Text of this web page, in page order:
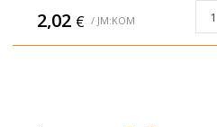
2,02 € / JM:KOM